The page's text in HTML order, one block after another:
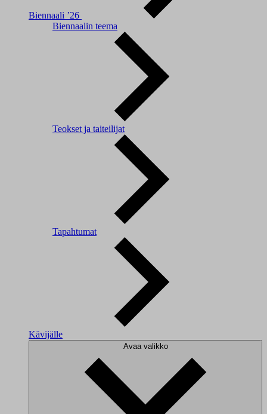
Biennaali ’26
Biennaalin teema
Teokset ja taiteilijat
Tapahtumat
Kävijälle
Avaa valikko